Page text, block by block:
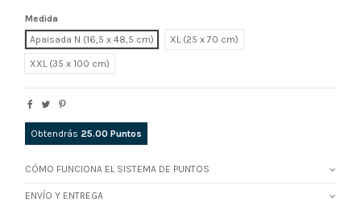
Medida
Apaisada N (16,5 x 48,5 cm)
XL
XXL
Obtendrás 25.00 Puntos
CÓMO FUNCIONA EL SISTEMA DE PUNTOS
ENVÍO Y ENTREGA